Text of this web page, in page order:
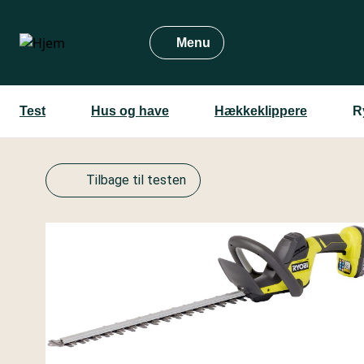
hovedindhold
Menu
Test Hus og have Hækkeklippere
Tilbage til testen